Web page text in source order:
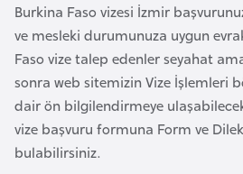
Burkina Faso vizesi İzmir
ve mesleki durumunuza uygun
Faso vize talep edenler seyahat
sonra web sitemizin Vize İşlemleri
dair ön bilgilendirmeye
vize başvuru formuna Form ve
bulabilirsiniz.
e
n
i
n
B
o